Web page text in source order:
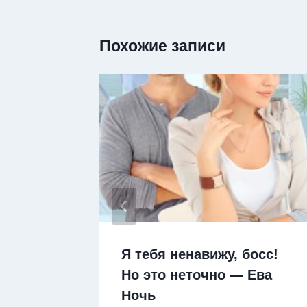
Похожие записи
Я тебя ненавижу, босс!
Но это неточно — Ева
Ночь